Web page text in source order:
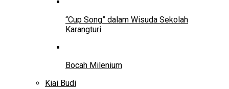
“Cup Song” dalam Wisuda Sekolah
Karangturi
Bocah Milenium
Kiai Budi